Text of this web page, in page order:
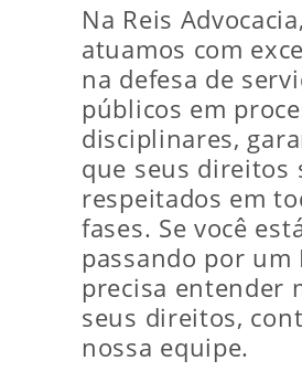
Na Reis Advocacia,
atuamos com
na defesa de
públicos em
disciplinares,
que seus direitos
respeitados em
fases. Se você
passando por um
precisa entender
seus direitos,
nossa equipe.